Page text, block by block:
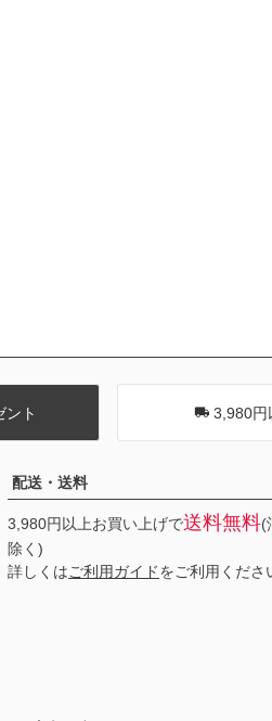
ント 3,980円
配送・送料
3,980円以上お買い上げで送料無料(
除く)
詳しくはご利用ガイドをご利用くださ